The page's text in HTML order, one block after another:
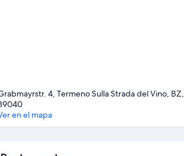
4, Termeno Sulla Strada del Vino, BZ,
en el mapa